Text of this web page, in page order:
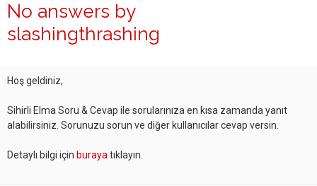
No answers by
slashingthrashing
Hoş geldiniz,
Sihirli Elma Soru & Cevap ile sorularınıza en kısa zamanda yanıt
alabilirsiniz. Sorunuzu sorun ve diğer kullanıcılar cevap versin.
Detaylı bilgi için buraya tıklayın.